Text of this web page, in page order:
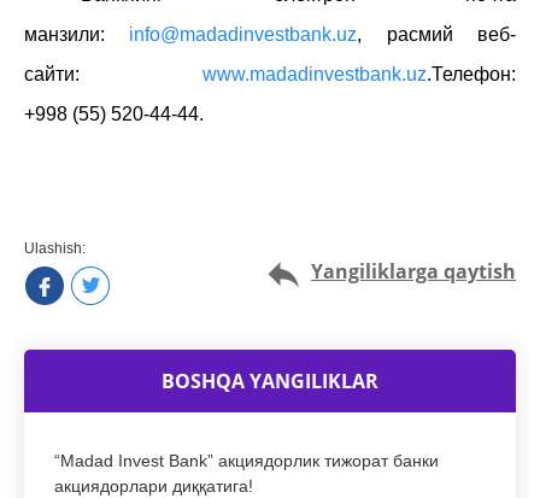
манзили: info@madadinvestbank.uz,
расмий веб-
сайти:
www.madadinvestbank.uz.Телефон:
+998 (55) 520-44-44.
Yangiliklarga qaytish
Ulashish:
BOSHQA YANGILIKLAR
“Madad Invest Bank” акциядорлик тижорат банки
акциядорлари диққатига!